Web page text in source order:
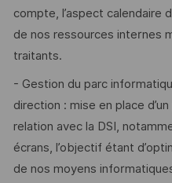
compte, l’aspect
de nos ressources internes
traitants.
- Gestion du parc
direction : mise en place
relation avec la DSI,
écrans, l’objectif étant
de nos moyens